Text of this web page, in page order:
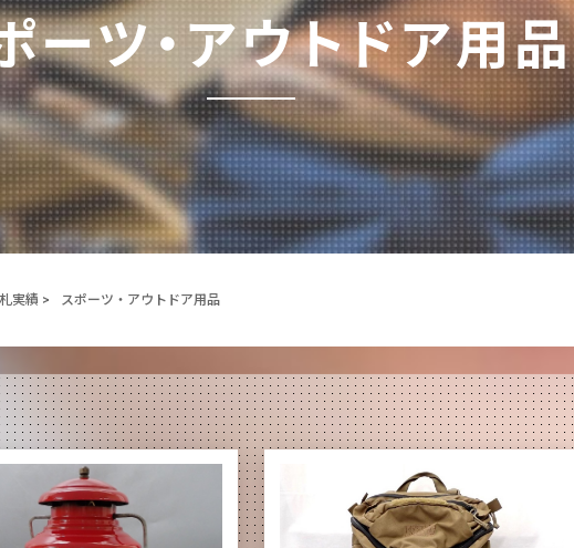
ーツ・アウトドア用品
実績 > スポーツ・アウトドア用品